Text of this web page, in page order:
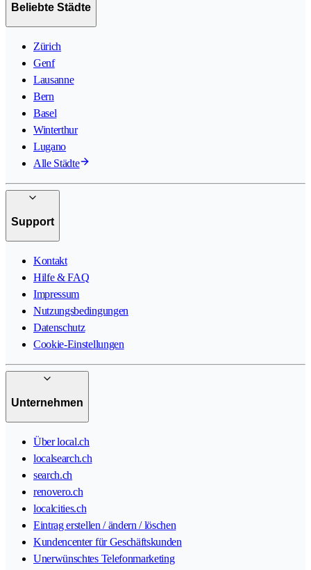
Beliebte Städte
Zürich
Genf
Lausanne
Bern
Basel
Winterthur
Lugano
Alle Städte
Support
Kontakt
Hilfe & FAQ
Impressum
Nutzungsbedingungen
Datenschutz
Cookie-Einstellungen
Unternehmen
Über local.ch
localsearch.ch
search.ch
renovero.ch
localcities.ch
Eintrag erstellen / ändern / löschen
Kundencenter für Geschäftskunden
Unerwünschtes Telefonmarketing